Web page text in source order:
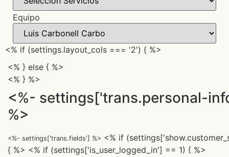
Equipo
<% if (settings.layout_cols === '2') { %>
<% } else { %>
<% } %>
<%- settings['trans.personal-
%>
<%- settings['trans.fields'] %> <% if
{ %> <% if (settings['is_user_logged_in'] == 1) { %>